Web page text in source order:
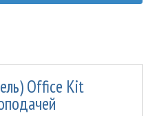
Office Kit